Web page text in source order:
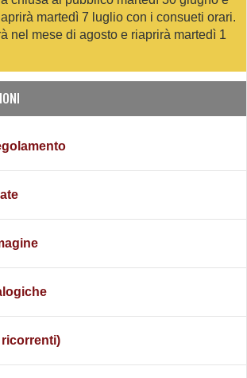
martedì 7 luglio con i consueti orari.
nel mese di agosto e riaprirà martedì 1
ricorrenti)